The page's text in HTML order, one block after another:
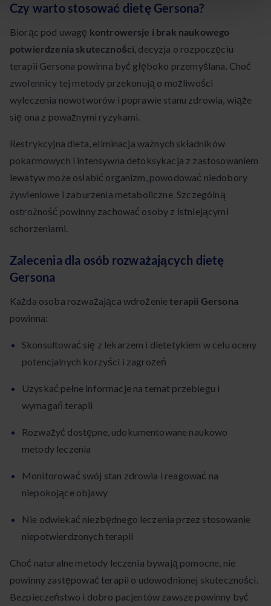
Czy warto stosować dietę Gersona?
Biorąc pod uwagę kontrowersje i brak naukowego
potwierdzenia skuteczności, decyzja o rozpoczęciu
terapii Gersona powinna być głęboko przemyślana. Choć
zwolennicy tej metody przekonują o możliwości
wyleczenia nowotworów i poprawie stanu zdrowia, wiąże
się ona z poważnymi ryzykami.
Restrykcyjna dieta, eliminacja ważnych składników
pokarmowych i intensywna detoksykacja z zastosowaniem
lewatyw może osłabić organizm, powodować niedobory
żywieniowe i zaburzenia metaboliczne. Szczególną
ostrożność powinny zachować osoby z istniejącymi
schorzeniami.
Zalecenia dla osób rozważających dietę
Gersona
Każda osoba rozważająca wdrożenieterapii Gersona
powinna:
Skonsultować się z lekarzem i dietetykiem w celu oceny
potencjalnych korzyści i zagrożeń
Uzyskać pełne informacje na temat przebiegu i
wymagań terapii
Rozważyć dostępne, udokumentowane naukowo
metody leczenia
Monitorować swój stan zdrowia i reagować na
niepokojące objawy
Nie odwlekać niezbędnego leczenia przez stosowanie
niepotwierdzonych terapii
Choć naturalne metody leczenia bywają pomocne, nie
powinny zastępować terapii o udowodnionej skuteczności.
Bezpieczeństwo i dobro pacjentów zawsze powinny być